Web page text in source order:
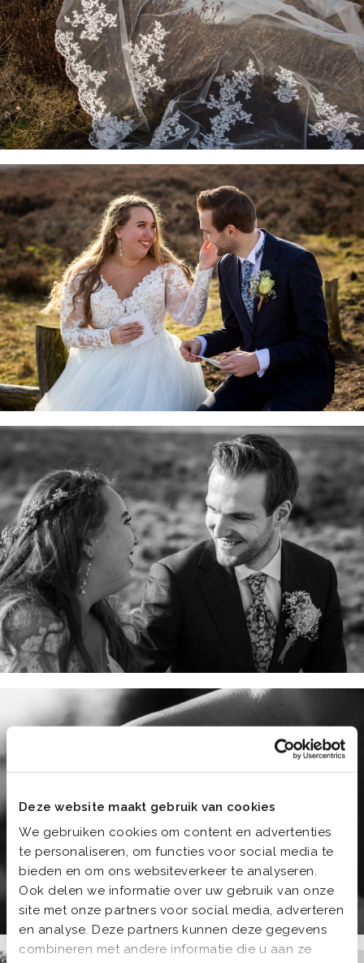
Deze website maakt gebruik van cookies
We gebruiken cookies om content en advertenties
te personaliseren, om functies voor social media te
bieden en om ons websiteverkeer te analyseren.
Ook delen we informatie over uw gebruik van onze
site met onze partners voor social media, adverteren
en analyse. Deze partners kunnen deze gegevens
combineren met andere informatie die u aan ze